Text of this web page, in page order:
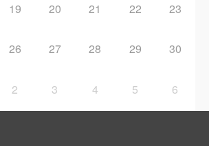
19 20 21 22 23
26 27 28 29 30
2 3 4 5 6